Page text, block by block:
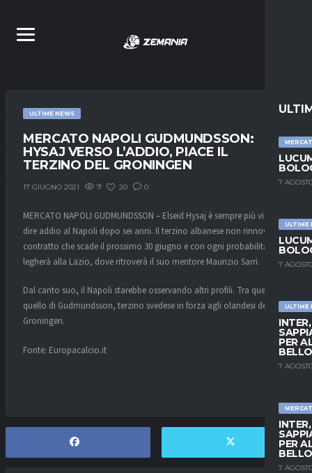
7
ULTIME
7
ULTIME
PER
7
PER
7
ULTIME NEWS
MERCATO NAPOLI GUDMUNDSSON:
HYSAJ VERSO L’ADDIO, PIACE IL
TERZINO DEL GRONINGEN
17 GIUGNO 2021 9 20 0
MERCATO NAPOLI GUDMUNDSSON – Elseid Hysaj è sempre più vicino a
dire addio al Napoli dopo sei anni. Il terzino albanese non rinnoverà il
contratto che scade il prossimo 30 giugno e con ogni probabilità si
legherà alla Lazio, dove ritroverà il suo mentore Maurizio Sarri.
Dal canto suo, il Napoli starebbe osservando altri profili. Tra questi c’è
quello di Gudmundsson, terzino svedese in forza agli olandesi del
Groningen.
Fonte: Europacalcio.it